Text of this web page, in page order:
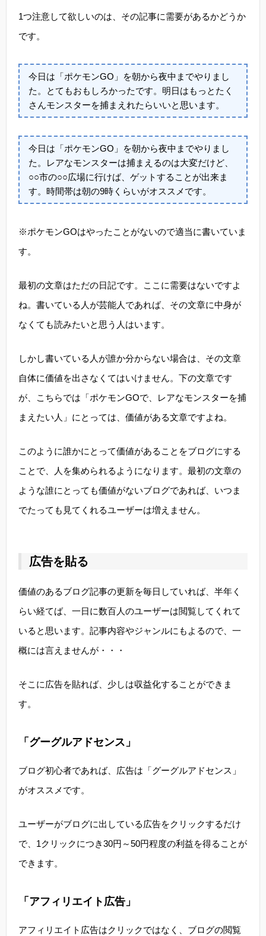
1つ注意して欲しいのは、その記事に需要があるかどうか
です。
今日は「ポケモンGO」を朝から夜中までやりまし
た。とてもおもしろかったです。明日はもっとたく
さんモンスターを捕まえれたらいいと思います。
今日は「ポケモンGO」を朝から夜中までやりまし
た。レアなモンスターは捕まえるのは大変だけど、
○○市の○○広場に行けば、ゲットすることが出来ま
す。時間帯は朝の9時くらいがオススメです。
※ポケモンGOはやったことがないので適当に書いていま
す。
最初の文章はただの日記です。ここに需要はないですよ
ね。書いている人が芸能人であれば、その文章に中身が
なくても読みたいと思う人はいます。
しかし書いている人が誰か分からない場合は、その文章
自体に価値を出さなくてはいけません。下の文章です
が、こちらでは「ポケモンGOで、レアなモンスターを捕
まえたい人」にとっては、価値がある文章ですよね。
このように誰かにとって価値があることをブログにする
ことで、人を集められるようになります。最初の文章の
ような誰にとっても価値がないブログであれば、いつま
でたっても見てくれるユーザーは増えません。
広告を貼る
価値のあるブログ記事の更新を毎日していれば、半年く
らい経てば、一日に数百人のユーザーは閲覧してくれて
いると思います。記事内容やジャンルにもよるので、一
概には言えませんが・・・
そこに広告を貼れば、少しは収益化することができま
す。
「グーグルアドセンス」
ブログ初心者であれば、広告は「グーグルアドセンス」
がオススメです。
ユーザーがブログに出している広告をクリックするだけ
で、1クリックにつき30円～50円程度の利益を得ることが
できます。
「アフィリエイト広告」
アフィリエイト広告はクリックではなく、ブログの閲覧